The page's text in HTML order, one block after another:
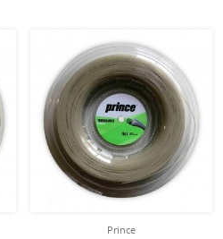
Prince